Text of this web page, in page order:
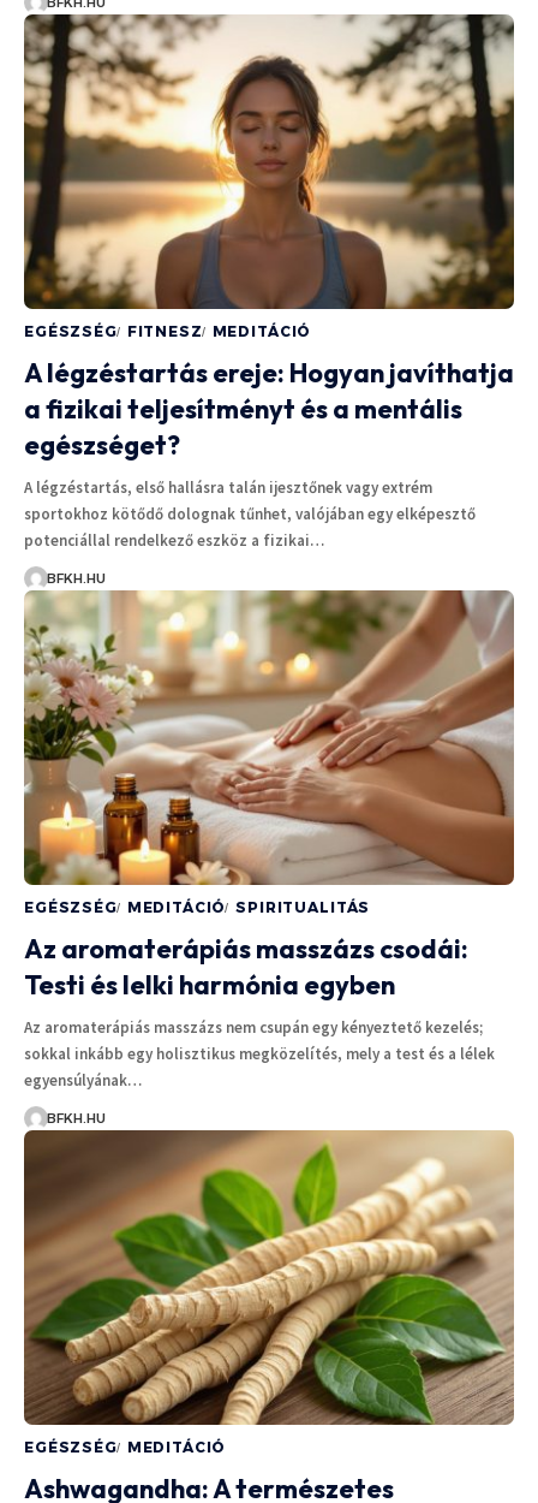
EGÉSZSÉG FITNESZ MEDITÁCIÓ
A légzéstartás ereje: Hogyan javíthatja
a fizikai teljesítményt és a mentális
egészséget?
A légzéstartás, első hallásra talán ijesztőnek vagy extrém
sportokhoz kötődő dolognak tűnhet, valójában egy elképesztő
potenciállal rendelkező eszköz a fizikai…
BFKH.HU
EGÉSZSÉG MEDITÁCIÓ SPIRITUALITÁS
Az aromaterápiás masszázs csodái:
Testi és lelki harmónia egyben
Az aromaterápiás masszázs nem csupán egy kényeztető kezelés;
sokkal inkább egy holisztikus megközelítés, mely a test és a lélek
egyensúlyának…
BFKH.HU
EGÉSZSÉG MEDITÁCIÓ
Ashwagandha: A természetes